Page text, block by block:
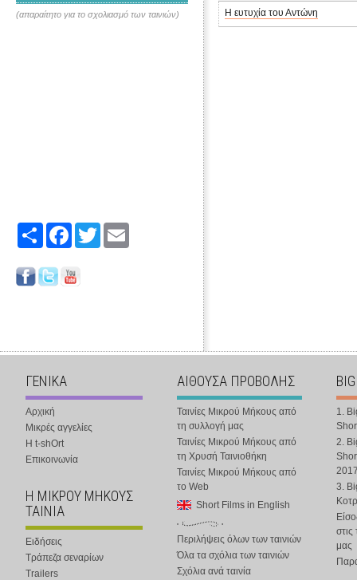
(απαραίτητο για το σχολιασμό των ταινιών)
Share FacebookTwitter
Η ευτυχία του Αντώνη
ΓΕΝΙΚΑ
Αρχική
Μικρές αγγελίες
Η t-shOrt
Επικοινωνία
Η ΜΙΚΡΟΥ ΜΗΚΟΥΣ
ΤΑΙΝΙΑ
Ειδήσεις
Τράπεζα σεναρίων
Trailers
ΑΙΘΟΥΣΑ ΠΡΟΒΟΛΗΣ
Ταινίες Μικρού Μήκους από
τη συλλογή μας
Ταινίες Μικρού Μήκους από
τη Χρυσή Ταινιοθήκη
Ταινίες Μικρού Μήκους από
το Web
Short Films in English
Περιλήψεις όλων των ταινιών
Όλα τα σχόλια των ταινιών
Σχόλια ανά ταινία
1.
2.
3.
στις
μας